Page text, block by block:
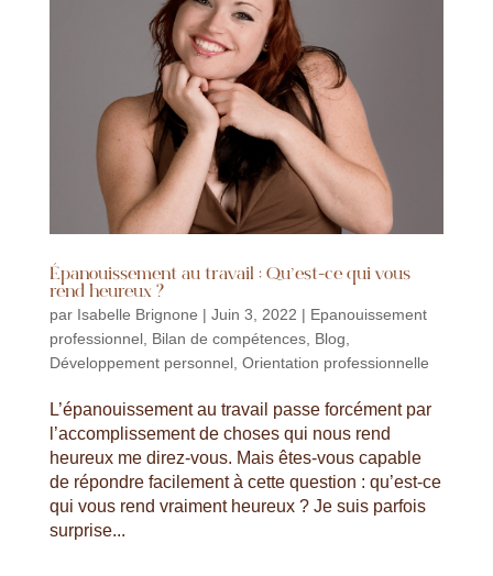
Épanouissement au travail : Qu’est-ce qui vous
rend heureux ?
par Isabelle Brignone | Juin 3, 2022 | Epanouissement
professionnel, Bilan de compétences, Blog
Développement personnel, Orientation professionnelle
L’épanouissement au travail passe forcément par
l’accomplissement de choses qui nous rend
heureux me direz-vous. Mais êtes-vous capable
de répondre facilement à cette question : qu’est-ce
qui vous rend vraiment heureux ? Je suis parfois
surprise...